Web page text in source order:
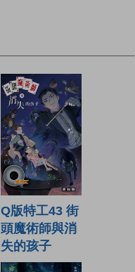
Q版特工43 街
頭魔術師與消
失的孩子